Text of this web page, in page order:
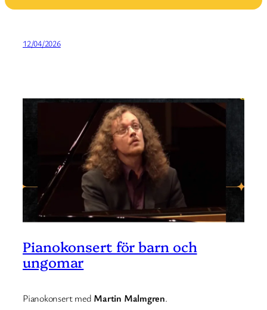
12/04/2026
Pianokonsert för barn och
ungomar
Pianokonsert med Martin Malmgren.